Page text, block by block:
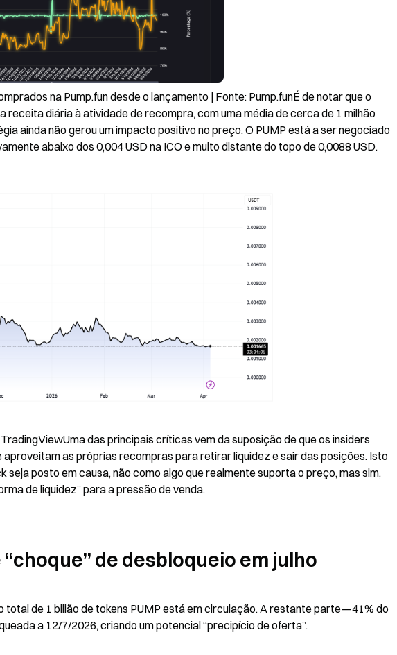
na Pump.fun desde o lançamento | Fonte: Pump.funÉ de notar que o
diária à atividade de recompra, com uma média de cerca de 1 milhão
ainda não gerou um impacto positivo no preço. O PUMP está a ser negociado
abaixo dos 0,004 USD na ICO e muito distante do topo de 0,0088 USD.
das principais críticas vem da suposição de que os insiders
as próprias recompras para retirar liquidez e sair das posições. Isto
seja posto em causa, não como algo que realmente suporta o preço, mas sim,
de liquidez” para a pressão de venda.
de desbloqueio em julho
total de 1 bilião de tokens PUMP está em circulação. A restante parte—41% do
a 12/7/2026, criando um potencial “precipício de oferta”.